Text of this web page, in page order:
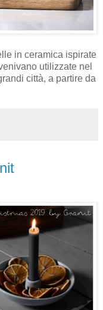
in ceramica ispirate
utilizzate nel
città, a partire da